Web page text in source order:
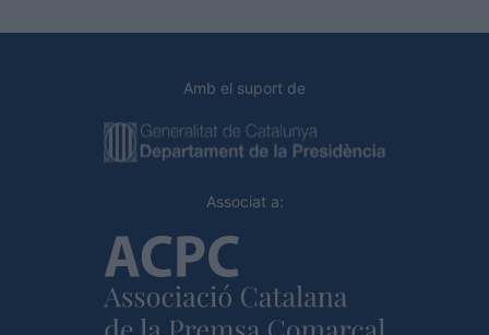
Amb el suport de
Associat a: